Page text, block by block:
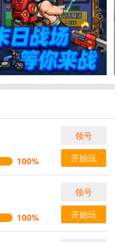
100%
领号
开始玩
100%
领号
开始玩